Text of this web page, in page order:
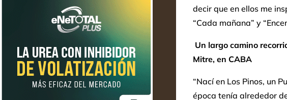
decir que en ellos me
“Cada mañana” y
Un largo camino
Mitre, en CABA
“Nací en Los Pinos, un
época tenía alrededor